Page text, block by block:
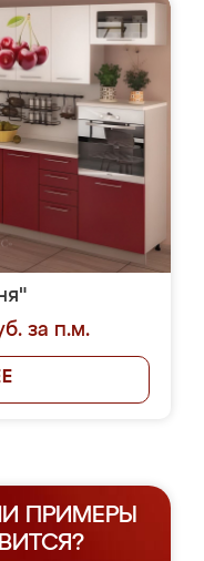
за п.м.
ПРИМЕРЫ